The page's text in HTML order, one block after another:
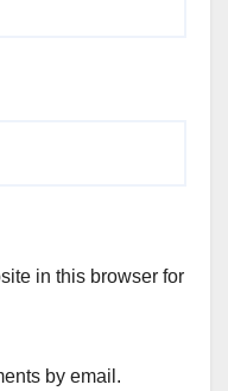
in this browser for
by email.